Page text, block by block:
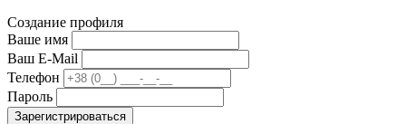
Создание профиля
Ваше имя
Ваш E-Mail
Телефон
Пароль
Зарегистрироваться